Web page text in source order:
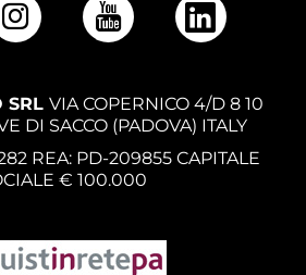
SRL VIA COPERNICO 4/D 8 10
DI SACCO (PADOVA) ITALY
REA: PD-209855 CAPITALE
€ 100.000